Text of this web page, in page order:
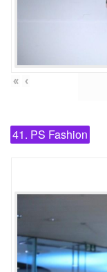
« ‹
41. PS Fashion